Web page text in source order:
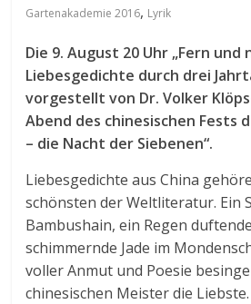
Gartenakademie 2016, Lyrik
Die 9. August 20 Uhr „Fern und
Liebesgedichte durch drei
vorgestellt von Dr. Volker
Abend des chinesischen Fests
– die Nacht der Siebenen“.
Liebesgedichte aus China
schönsten der Weltliteratur. Ein
Bambushain, ein Regen
schimmernde Jade im
voller Anmut und Poesie
chinesischen Meister die Liebste.